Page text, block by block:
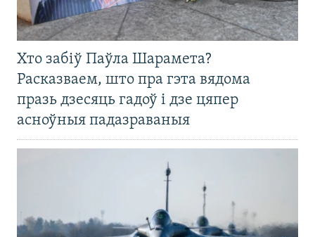
Хто забіў Паўла Шарамета?
Расказваем, што пра гэта вядома
празь дзесяць гадоў і дзе цяпер
асноўныя падазраваныя